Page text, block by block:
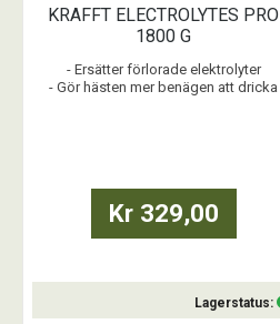
KRAFFT ELECTROLYTES PRO
1800 G
- Ersätter förlorade elektrolyter
- Gör hästen mer benägen att dricka
Kr 329,00
Lagerstatus: